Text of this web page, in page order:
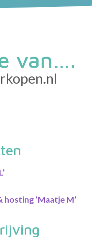
van….
‘Maatje M’